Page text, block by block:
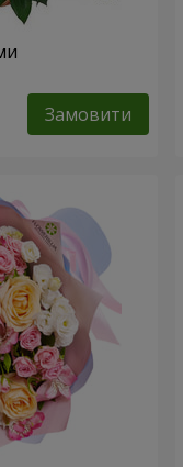
Замовити